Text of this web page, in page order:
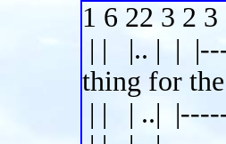
1 6 22 3 2
| | |.. | | |---
thing for
| | | ..| |-----